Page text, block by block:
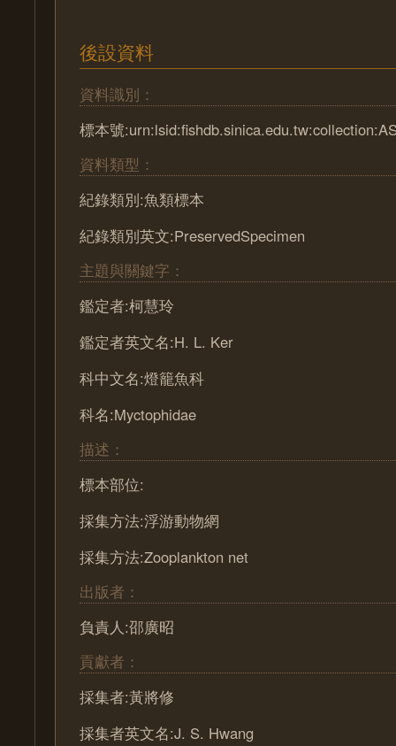
後設資料
資料識別：
標本號
資料類型：
紀錄類別:魚類標本
紀錄類別英文:PreservedSpecimen
主題與關鍵字：
鑑定者:柯慧玲
鑑定者英文名:H. L. Ker
科中文名:燈籠魚科
科名:Myctophidae
描述：
標本部位:
採集方法:浮游動物網
採集方法:Zooplankton net
出版者：
負責人:邵廣昭
貢獻者：
採集者:黃將修
採集者英文名:J. S. Hwang